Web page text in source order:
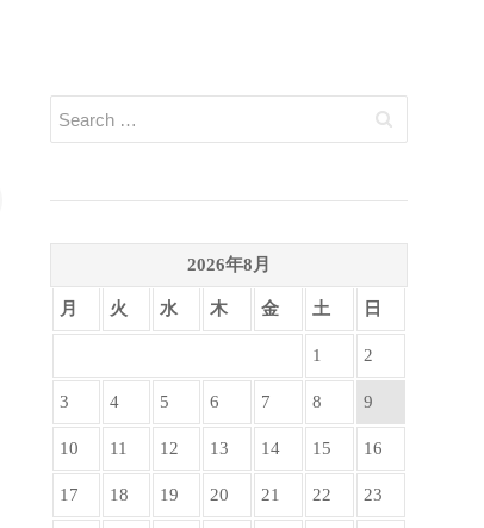
2026年8月
月 火 水 木 金 土 日
1 2
3 4 5 6 7 8 9
10 11 12 13 14 15 16
17 18 19 20 21 22 23